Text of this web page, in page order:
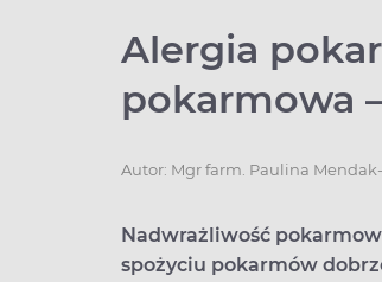
Alergia
pokarmowa
Autor: Mgr farm. Paulina
Nadwrażliwość
spożyciu pokarmów